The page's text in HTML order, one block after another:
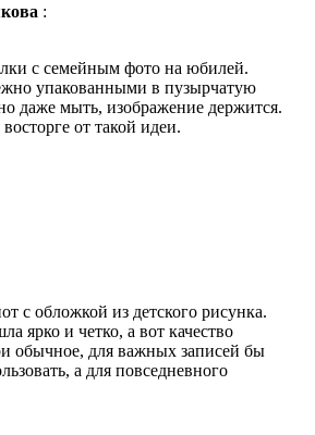
:
с семейным фото на юбилей.
упакованными в пузырчатую
даже мыть, изображение держится.
от такой идеи.
с обложкой из детского рисунка.
ярко и четко, а вот качество
обычное, для важных записей бы
а для повседневного